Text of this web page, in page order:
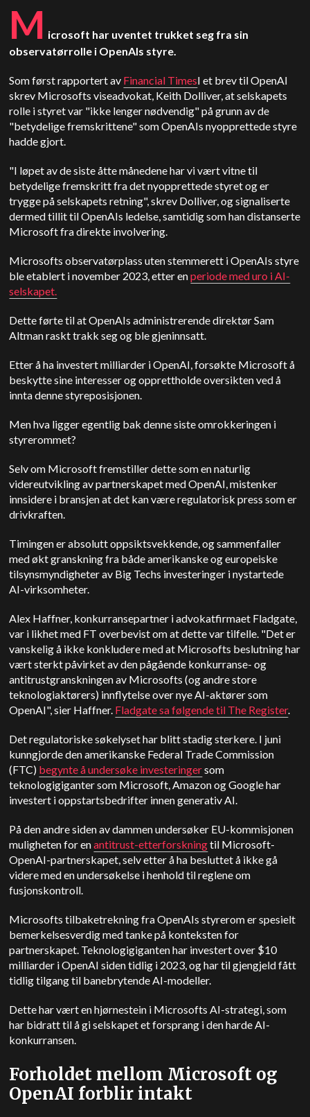
M icrosoft har uventet trukket seg fra sin
observatørrolle i OpenAIs styre.
Som først rapportert av Financial TimesI et brev til OpenAI
skrev Microsofts viseadvokat, Keith Dolliver, at selskapets
rolle i styret var "ikke lenger nødvendig" på grunn av de
"betydelige fremskrittene" som OpenAIs nyopprettede styre
hadde gjort.
"I løpet av de siste åtte månedene har vi vært vitne til
betydelige fremskritt fra det nyopprettede styret og er
trygge på selskapets retning", skrev Dolliver, og signaliserte
dermed tillit til OpenAIs ledelse, samtidig som han distanserte
Microsoft fra direkte involvering.
Microsofts observatørplass uten stemmerett i OpenAIs styre
ble etablert i november 2023, etter enperiode med uro i AI-
selskapet.
Dette førte til at OpenAIs administrerende direktør Sam
Altman raskt trakk seg og ble gjeninnsatt.
Etter å ha investert milliarder i OpenAI, forsøkte Microsoft å
beskytte sine interesser og opprettholde oversikten ved å
innta denne styreposisjonen.
Men hva ligger egentlig bak denne siste omrokkeringen i
styrerommet?
Selv om Microsoft fremstiller dette som en naturlig
videreutvikling av partnerskapet med OpenAI, mistenker
innsidere i bransjen at det kan være regulatorisk press som er
drivkraften.
Timingen er absolutt oppsiktsvekkende, og sammenfaller
med økt granskning fra både amerikanske og europeiske
tilsynsmyndigheter av Big Techs investeringer i nystartede
AI-virksomheter.
Alex Haffner, konkurransepartner i advokatfirmaet Fladgate,
var i likhet med FT overbevist om at dette var tilfelle. "Det er
vanskelig å ikke konkludere med at Microsofts beslutning har
vært sterkt påvirket av den pågående konkurranse- og
antitrustgranskningen av Microsofts (og andre store
teknologiaktørers) innflytelse over nye AI-aktører som
OpenAI", sier Haffner. Fladgate sa følgende til The Register.
Det regulatoriske søkelyset har blitt stadig sterkere. I juni
kunngjorde den amerikanske Federal Trade Commission
(FTC) begynte å undersøke investeringersom
teknologigiganter som Microsoft, Amazon og Google har
investert i oppstartsbedrifter innen generativ AI.
På den andre siden av dammen undersøker EU-kommisjonen
muligheten for enantitrust-etterforskningtil Microsoft-
OpenAI-partnerskapet, selv etter å ha besluttet å ikke gå
videre med en undersøkelse i henhold til reglene om
fusjonskontroll.
Microsofts tilbaketrekning fra OpenAIs styrerom er spesielt
bemerkelsesverdig med tanke på konteksten for
partnerskapet. Teknologigiganten har investert over $10
milliarder i OpenAI siden tidlig i 2023, og har til gjengjeld fått
tidlig tilgang til banebrytende AI-modeller.
Dette har vært en hjørnestein i Microsofts AI-strategi, som
har bidratt til å gi selskapet et forsprang i den harde AI-
konkurransen.
Forholdet mellom Microsoft og
OpenAI forblir intakt